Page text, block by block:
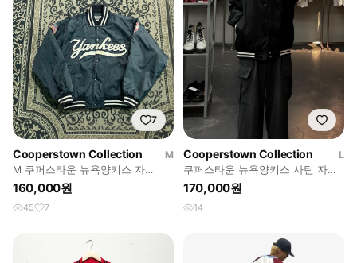
7
Cooperstown Collection
M
M 쿠퍼스타운 뉴욕양키스 자
켓/W2762
160,000원
45 7
Cooperstown Collection
L
쿠퍼스타운 뉴욕양키스 사틴 자켓
A3852
170,000원
14